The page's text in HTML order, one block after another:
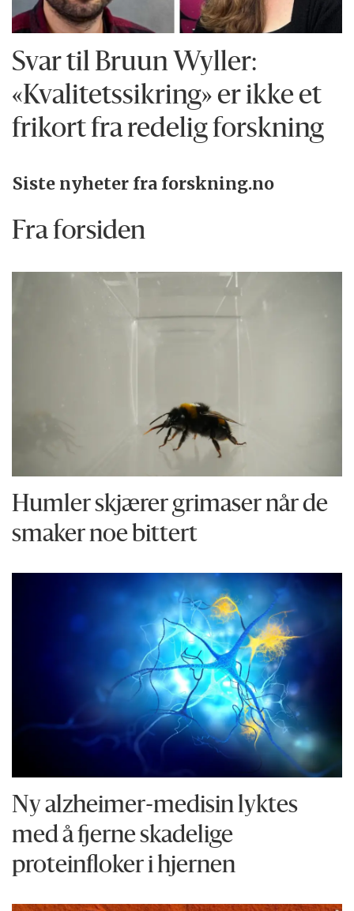
Svar til Bruun Wyller:
«Kvalitetssikring» er ikke et
frikort fra redelig forskning
Siste nyheter fra forskning.no
Fra forsiden
Humler skjærer grimaser når de
smaker noe bittert
Ny alzheimer-medisin lyktes
med å fjerne skadelige
proteinfloker i hjernen